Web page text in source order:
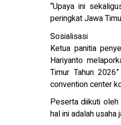
“Upaya ini
peringkat Jawa
Sosialisasi
Ketua panitia
Hariyanto
Timur Tahun
convention center
Peserta diikuti
hal ini adalah usaha